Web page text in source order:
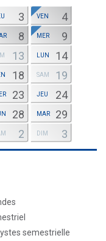
3 VEN 4
8 MER 9
13 LUN 14
18 SAM 19
23 JEU 24
28 MAR 29
2 DIM 3
semestrielle